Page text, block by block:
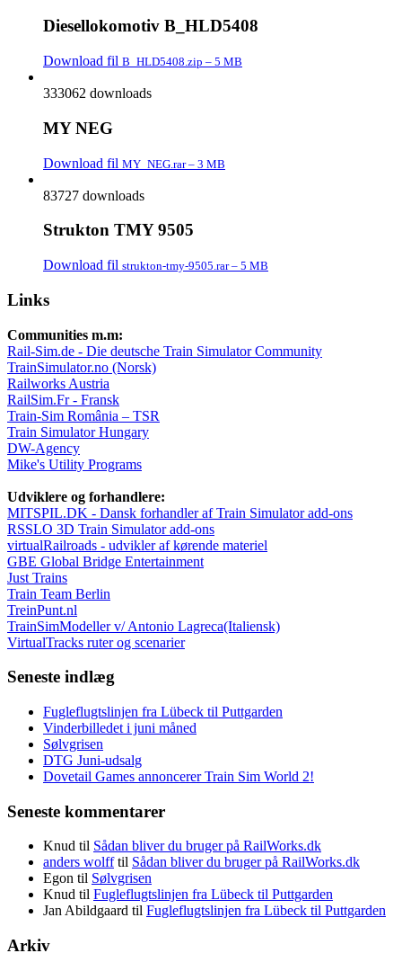
Diesellokomotiv B_HLD5408
Download fil B_HLD5408.zip – 5 MB
333062 downloads
MY NEG
Download fil MY_NEG.rar – 3 MB
83727 downloads
Strukton TMY 9505
Download fil strukton-tmy-9505.rar – 5 MB
Links
Communities m.m:
Rail-Sim.de - Die deutsche Train Simulator Community
TrainSimulator.no (Norsk)
Railworks Austria
RailSim.Fr - Fransk
Train-Sim România – TSR
Train Simulator Hungary
DW-Agency
Mike's Utility Programs
Udviklere og forhandlere:
MITSPIL.DK - Dansk forhandler af Train Simulator add-ons
RSSLO 3D Train Simulator add-ons
virtualRailroads - udvikler af kørende materiel
GBE Global Bridge Entertainment
Just Trains
Train Team Berlin
TreinPunt.nl
TrainSimModeller v/ Antonio Lagreca(Italiensk)
VirtualTracks ruter og scenarier
Seneste indlæg
Fugleflugtslinjen fra Lübeck til Puttgarden
Vinderbilledet i juni måned
Sølvgrisen
DTG Juni-udsalg
Dovetail Games annoncerer Train Sim World 2!
Seneste kommentarer
Knud til Sådan bliver du bruger på RailWorks.dk
anders wolfftil Sådan bliver du bruger på RailWorks.dk
Egon til Sølvgrisen
Knud til Fugleflugtslinjen fra Lübeck til Puttgarden
Jan Abildgaard til Fugleflugtslinjen fra Lübeck til Puttgarden
Arkiv